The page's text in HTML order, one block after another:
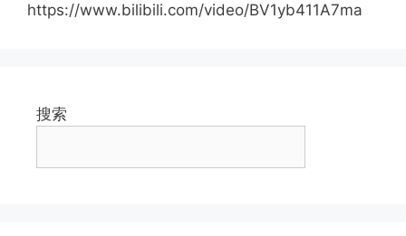
https://www.bilibili.com/video/BV1yb411A7ma
搜索